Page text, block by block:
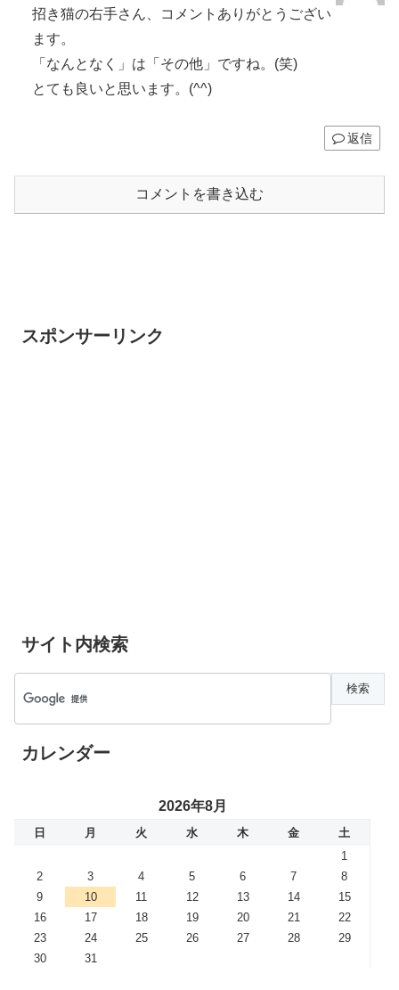
招き猫の右手さん、コメントありがとうござい
ます。
「なんとなく」は「その他」ですね。(笑)
とても良いと思います。(^^)
返信
コメントを書き込む
スポンサーリンク
サイト内検索
カレンダー
2026年8月
日 月 火 水 木 金
土
1
2
3 4 5 6 7
8
9
10 11 12 13 14
15
16
17 18 19 20 21
22
23
24 25 26 27 28
29
30
31